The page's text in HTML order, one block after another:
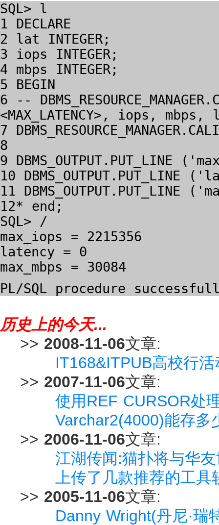
SQL> l
1
DECLARE
2
lat
INTEGER;
3
iops INTEGER;
4
mbps INTEGER;
5
BEGIN
6
--
<MAX_LATENCY>, iops,
7
8
9
10
DBMS_OUTPUT.PUT_LINE
11
12* end;
SQL> /
max_iops = 2215356
latency
= 0
max_mbps = 30084
PL/SQL procedure
历史上的今天...
>> 2008-11-06文章:
IT168&ITPUB高校行
>> 2007-11-06文章:
使用REF CURSOR处
Varchar2(4000)能存多
>> 2006-11-06文章:
江湖传闻:猫扑将与华
上传了几款推荐的工具
>> 2005-11-06文章:
Danny Wright(丹尼·瑞